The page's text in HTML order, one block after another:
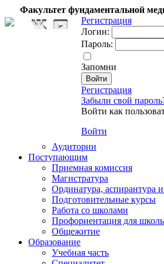
Факультет фундаментальной
Регистрация
Логин:
Пароль:
Запомни
Регистрация
Забыли свой
Войти как
Войти
Аудитории
Поступающим
Приемная комиссия
Магистратура
Ординатура, аспирантура
Подготовительные курсы
Работа со школами
Профориентация для
Общежитие
Образование
Учебная часть